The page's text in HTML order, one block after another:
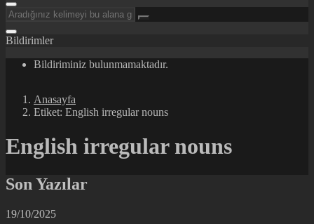
Bildirimler
Bildiriminiz bulunmamaktadır.
Anasayfa
Etiket: English irregular nouns
English irregular nouns
Son Yazılar
19/10/2025